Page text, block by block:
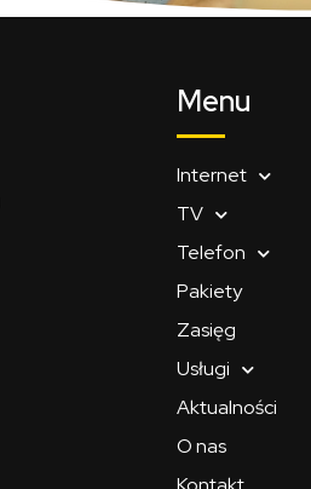
Menu
Internet
TV
Telefon
Pakiety
Zasięg
Usługi
Aktualności
O nas